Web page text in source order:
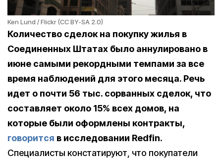
Ken Lund / Flickr (CC BY-SA 2.0)
Количество сделок на покупку жилья в
Соединенных Штатах было аннулировано в
июне самыми рекордными темпами за все
время наблюдений для этого месяца. Речь
идет о почти 56 тыс. сорванных сделок, что
составляет около 15% всех домов, на
которые были оформлены контракты,
говорится в исследовании Redfin.
Специалисты констатируют, что покупатели